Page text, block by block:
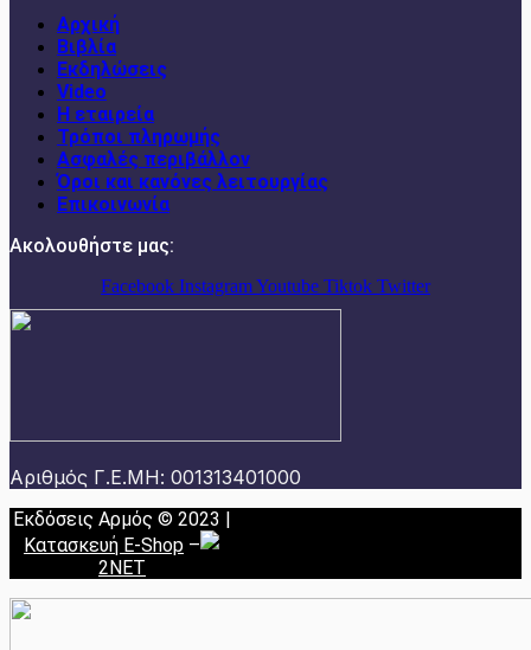
Αρχική
Βιβλία
Εκδηλώσεις
Video
Η εταιρεία
Τρόποι πληρωμής
Ασφαλές περιβάλλον
Όροι και κανόνες λειτουργίας
Επικοινωνία
Ακολουθήστε μας:
Facebook InstagramYoutube Tiktok Twitter
Αριθμός Γ.Ε.ΜΗ: 001313401000
Εκδόσεις Αρμός © 2023 |
Κατασκευή E-Shop –
2NET